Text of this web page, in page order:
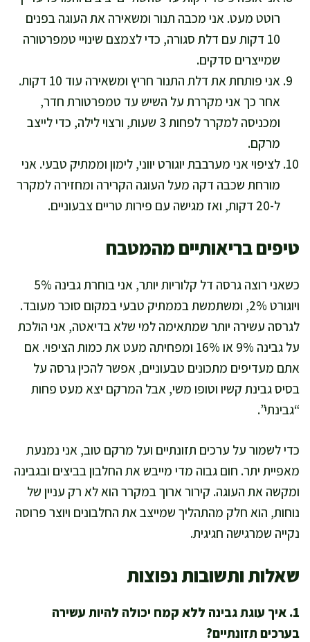
רוטט מעט. אני מכבה תנור ומשאירה את העוגה בפנים
10 דקות עם דלת סגורה, כדי לצמצם שינויי טמפרטורה
שמייצרים סדקים.
אני פותחת את דלת התנור חריץ ומשאירה עוד 10 דקות.
אחר כך אני מקררת על השיש עד טמפרטורת חדר,
ומכניסה למקרר לפחות 3 שעות, ורצוי לילה, כדי לייצב
מרקם.
לציפוי אני מערבבת יוגורט יווני, לימון וממתיק טבעי. אני
מורחת שכבה דקה מעל העוגה הקרירה ומחזירה למקרר
ל-20 דקות, ואז מגישה עם פירות טריים צבעוניים.
טיפים בריאותיים מהמטבח
כשאני רוצה גרסה דל קלוריות יותר, אני בוחרת גבינה 5%
ויוגורט 2%, ומשתמשת בממתיק טבעי במקום סוכר מעובד.
לגרסה עשירה יותר שמתאימה למי שלא בדיאטה, אני הולכת
על גבינה 9% או 16% ומפחיתה מעט את כמות הציפוי. אם
אתם מעדיפים מתכונים טבעוניים, אפשר להכין גרסה על
בסיס גבינת קשיו וטופו משי, אבל המרקם יצא מעט פחות
“גבינתי”.
כדי לשמור על ערכים תזונתיים ועל מרקם טוב, אני נמנעת
מאפיית יתר. חום גבוה מדי מייבש את החלבון בביצים ובגבינה
ומקשה את העוגה. קירור ארוך במקרר הוא לא רק עניין של
נוחות, הוא חלק מהתהליך שמייצב את החלבונים ויוצר פרוסה
נקייה שמרגישה חגיגית.
שאלות ותשובות נפוצות
1. איך עוגת גבינה ללא קמח יכולה להיות עשירה
בערכים תזונתיים?